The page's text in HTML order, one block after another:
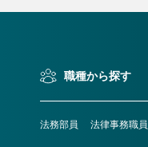
職種から探す
法務部員 法律事務職員